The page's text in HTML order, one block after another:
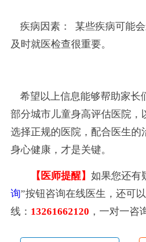
疾病因素： 某些疾病可能会
及时就医检查很重要。
希望以上信息能够帮助家长
部分城市儿童身高评估医院，
选择正规的医院，配合医生的
身心健康，才是关键。
【医师提醒】 如果您还有
询”按钮咨询在线医生，还可
线： 13261662120 ，一对一咨